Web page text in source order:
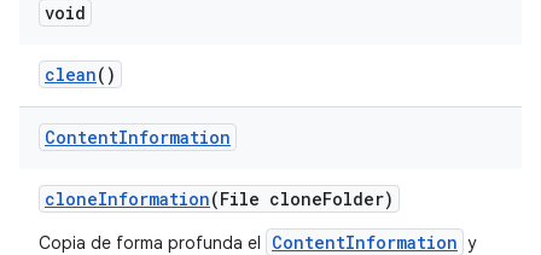
void
clean()
ContentInformation
cloneInformation(File cloneFolder)
Copia de forma profunda el ContentInformation y